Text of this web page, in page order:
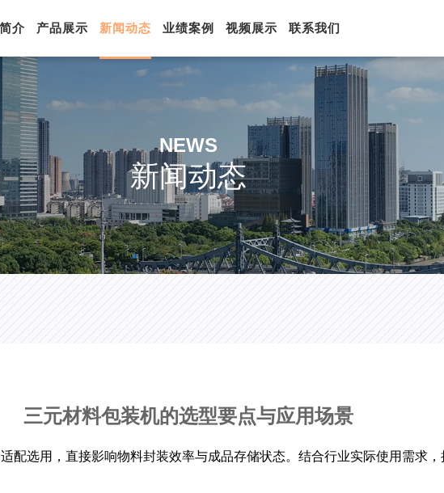
介 产品展示 新闻动态 业绩案例 视频展示 联系我们
NEWS
新闻动态
三元材料包装机的选型要点与应用场景
配选用，直接影响物料封装效率与成品存储状态。结合行业实际使用需求